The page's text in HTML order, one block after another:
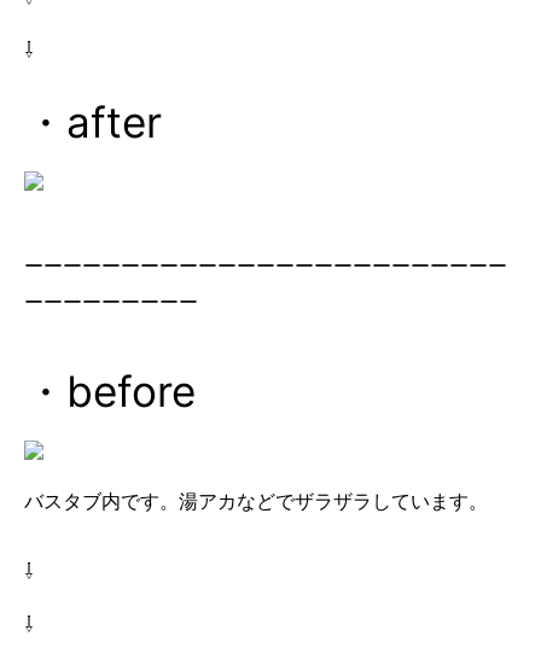
⇩
・after
ーーーーーーーーーーーーーーーーーーーーーーーーー
ーーーーーーーーー
・before
バスタブ内です。湯アカなどでザラザラしています。
⇩
⇩